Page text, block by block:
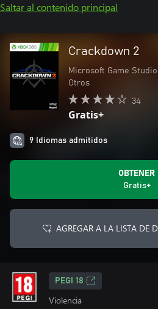
Saltar al contenido principal
Crackdown 2
Microsoft Game
Otros
34
Gratis+
9 Idiomas admitidos
OBTENER
Gratis+
AGREGAR A LA LISTA DE
PEGI 18
Violencia